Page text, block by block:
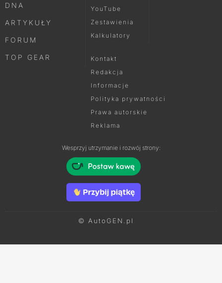
DNA
ARTYKUŁY
FORUM
TOP GEAR
YouTube
Zestawienia
Kalkulatory
Kontakt
Redakcja
Informacje
Polityka prywatności
Prawa autorskie
Reklama
Wesprzyj utrzymanie i rozwój strony:
© AutoGEN.pl